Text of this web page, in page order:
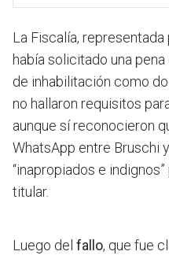
La Fiscalía,
había solicitado una
de inhabilitación como
no hallaron requisitos
aunque sí reconocieron
WhatsApp entre Bruschi
“inapropiados e
titular.
Luego del fallo, que fue